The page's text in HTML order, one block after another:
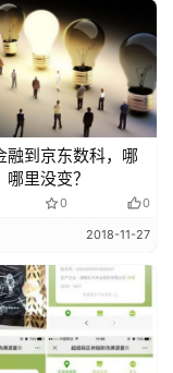
融到京东数科，哪
里没变？
0 0
2018-11-27